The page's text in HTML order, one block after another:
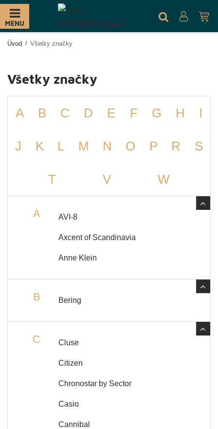
MENU
Úvod Všetky značky
Všetky značky
A B C D E F G H I
J K L M N O P R S
T V W
A AVI-8
Axcent of Scandinavia
Anne Klein
B Bering
C Cluse
Citizen
Chronostar by Sector
Casio
Cannibal